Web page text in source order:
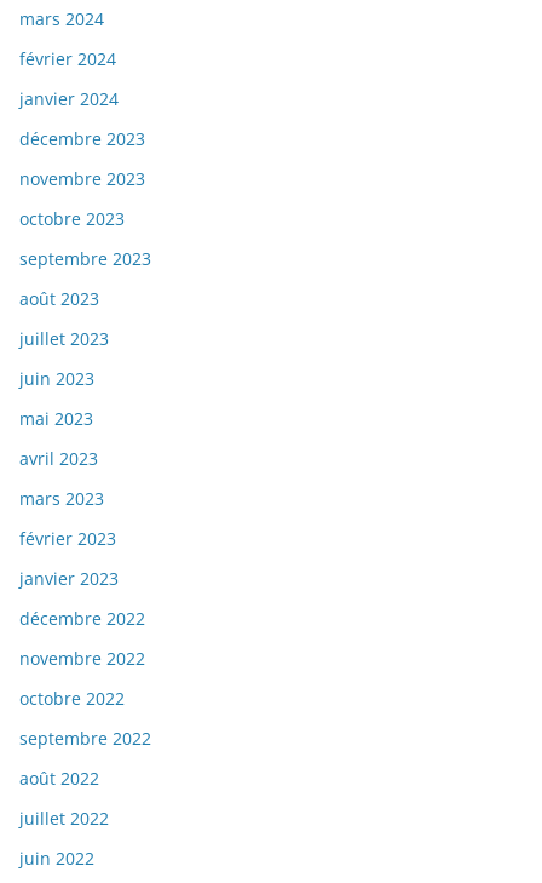
mars 2024
février 2024
janvier 2024
décembre 2023
novembre 2023
octobre 2023
septembre 2023
août 2023
juillet 2023
juin 2023
mai 2023
avril 2023
mars 2023
février 2023
janvier 2023
décembre 2022
novembre 2022
octobre 2022
septembre 2022
août 2022
juillet 2022
juin 2022